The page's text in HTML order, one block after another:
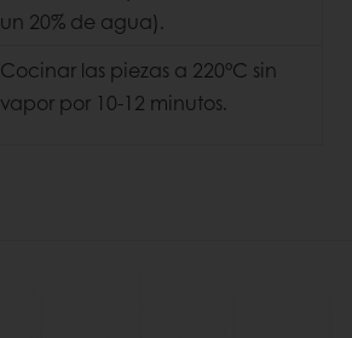
un 20% de agua).
Cocinar las piezas a 220°C sin
vapor por 10-12 minutos.